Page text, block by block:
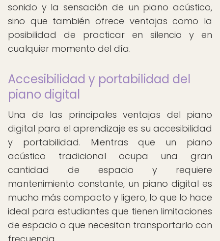
sonido y la sensación de un piano acústico,
sino que también ofrece ventajas como la
posibilidad de practicar en silencio y en
cualquier momento del día.
Accesibilidad y portabilidad del
piano digital
Una de las principales ventajas del piano
digital para el aprendizaje es su accesibilidad
y portabilidad. Mientras que un piano
acústico tradicional ocupa una gran
cantidad de espacio y requiere
mantenimiento constante, un piano digital es
mucho más compacto y ligero, lo que lo hace
ideal para estudiantes que tienen limitaciones
de espacio o que necesitan transportarlo con